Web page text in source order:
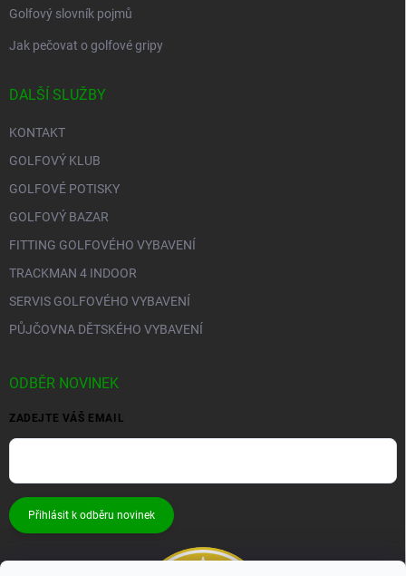
Golfový slovník pojmů
Jak pečovat o golfové gripy
DALŠÍ SLUŽBY
KONTAKT
GOLFOVÝ KLUB
GOLFOVÉ POTISKY
GOLFOVÝ BAZAR
FITTING GOLFOVÉHO VYBAVENÍ
TRACKMAN 4 INDOOR
SERVIS GOLFOVÉHO VYBAVENÍ
PŮJČOVNA DĚTSKÉHO VYBAVENÍ
ODBĚR NOVINEK
ZADEJTE VÁŠ EMAIL
Přihlásit k odběru novinek